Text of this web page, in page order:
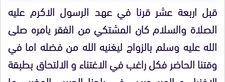
قبل اربعة عشر قرنا في عهد الرسول الاكرم عليه
الصلاة والسلام كان المشتكي من الفقر يامره صلى
الله عليه وسلم بالزواج ليغنيه الله من فضله اما في
وقتنا الحاضر فكل راغب في الاغتناء و الالتحاق بطبقة